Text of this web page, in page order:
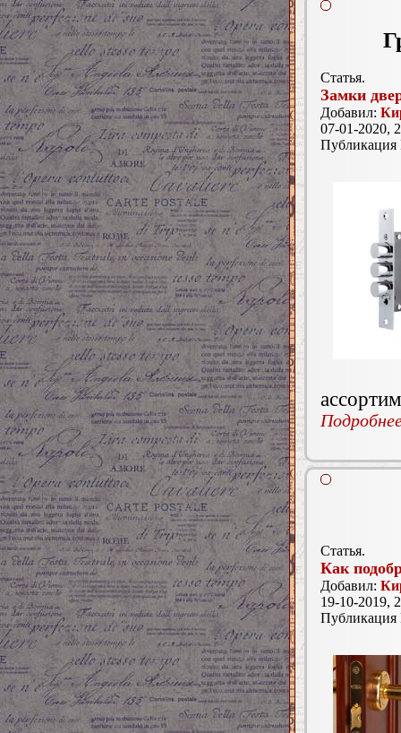
Статья.
Замки
Добавил:
07-01-2020,
Статья.
Как
Добавил:
19-10-2019,